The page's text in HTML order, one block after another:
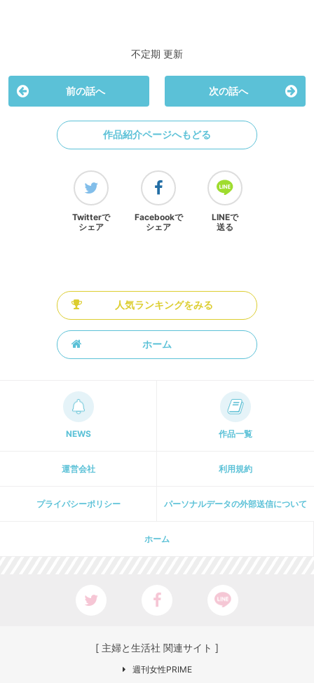
不定期 更新
前の話へ 次の話へ
作品紹介ページへもどる
Twitterで
シェア
Facebookで
シェア
LINEで
送る
人気ランキングをみる
ホーム
NEWS 作品一覧
運営会社 利用規約
プライパシーポリシー パーソナルデータの外部送信について
ホーム
[ 主婦と生活社 関連サイト ]
週刊女性PRIME